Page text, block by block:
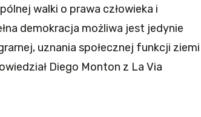
walki o prawa człowieka i
demokracja możliwa jest jedynie
uznania społecznej funkcji ziemi
Diego Monton z La Via